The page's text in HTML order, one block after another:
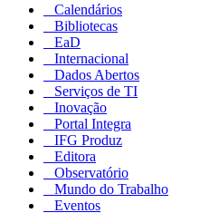
Calendários
Bibliotecas
EaD
Internacional
Dados Abertos
Serviços de TI
Inovação
Portal Integra
IFG Produz
Editora
Observatório
Mundo do Trabalho
Eventos